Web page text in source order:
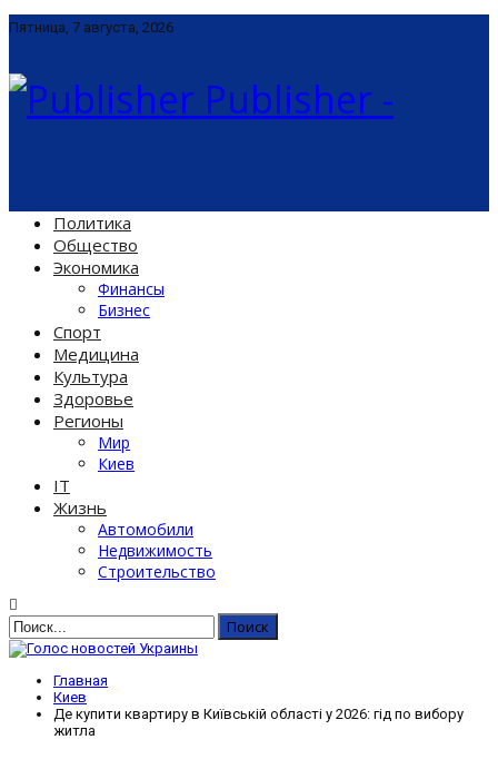
Пятница, 7 августа, 2026
Publisher -
Политика
Общество
Экономика
Финансы
Бизнес
Спорт
Медицина
Культура
Здоровье
Регионы
Мир
Киев
IT
Жизнь
Автомобили
Недвижимость
Строительство
Главная
Киев
Де купити квартиру в Київській області у 2026: гід по вибору
житла